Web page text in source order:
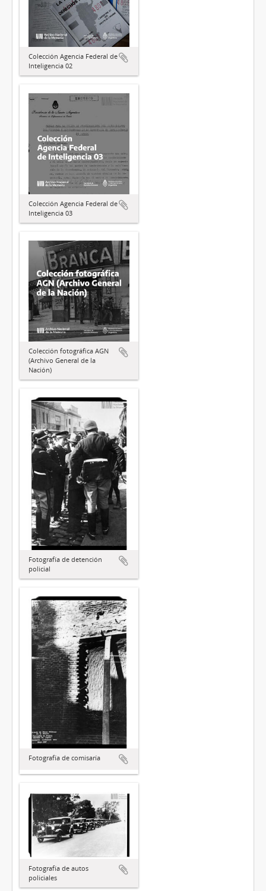
Colección Agencia Federal de
Inteligencia 02
Colección Agencia Federal de
Inteligencia 03
Colección fotográfica AGN
(Archivo General de la
Nación)
Fotografía de detención
policial
Fotografía de comisaría
Fotografía de autos
policiales